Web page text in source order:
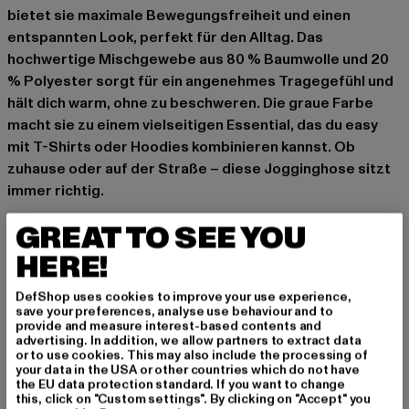
bietet sie maximale Bewegungsfreiheit und einen
entspannten Look, perfekt für den Alltag. Das
hochwertige Mischgewebe aus 80 % Baumwolle und 20
% Polyester sorgt für ein angenehmes Tragegefühl und
hält dich warm, ohne zu beschweren. Die graue Farbe
macht sie zu einem vielseitigen Essential, das du easy
mit T-Shirts oder Hoodies kombinieren kannst. Ob
zuhause oder auf der Straße – diese Jogginghose sitzt
immer richtig.
Anlass: Alltag, Bequem, Chillen
Verschlussarten: Kordelzug
Schnitt: Weit
Kat.: Trousers - Sweat
Farbe: grau
Hersteller Farbe: vintage grey/grey
Materialzusammensetzung: 80% Baumwolle, 20%
Polyester
GREAT TO SEE YOU
HERE!
DefShop uses cookies to improve your use experience,
save your preferences, analyse use behaviour and to
provide and measure interest-based contents and
advertising. In addition, we allow partners to extract data
or to use cookies. This may also include the processing of
your data in the USA or other countries which do not have
the EU data protection standard. If you want to change
this, click on "Custom settings". By clicking on "Accept" you